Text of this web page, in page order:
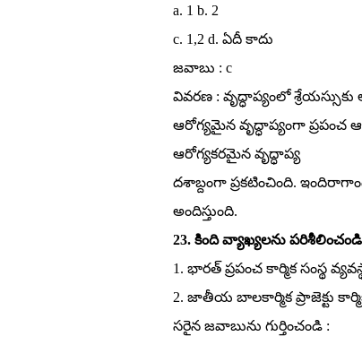
a. 1 b. 2
c. 1,2 d. ఏదీ కాదు
జవాబు : c
వివరణ : వృద్ధాప్యంలో
ఆరోగ్యమైన వృద్ధాప్యంగా ప్రపంచ
ఆరోగ్యకరమైన వృద్ధాప్య
దశాబ్దంగా ప్రకటించింది.
అందిస్తుంది.
23. కింది వ్యాఖ్యలను పరిశీలించండి
1. భారత్‌ ప్రపంచ కార్మిక సంస్థ
2. జాతీయ బాలకార్మిక ప్రాజెక్టు
సరైన జవాబును గుర్తించండి :